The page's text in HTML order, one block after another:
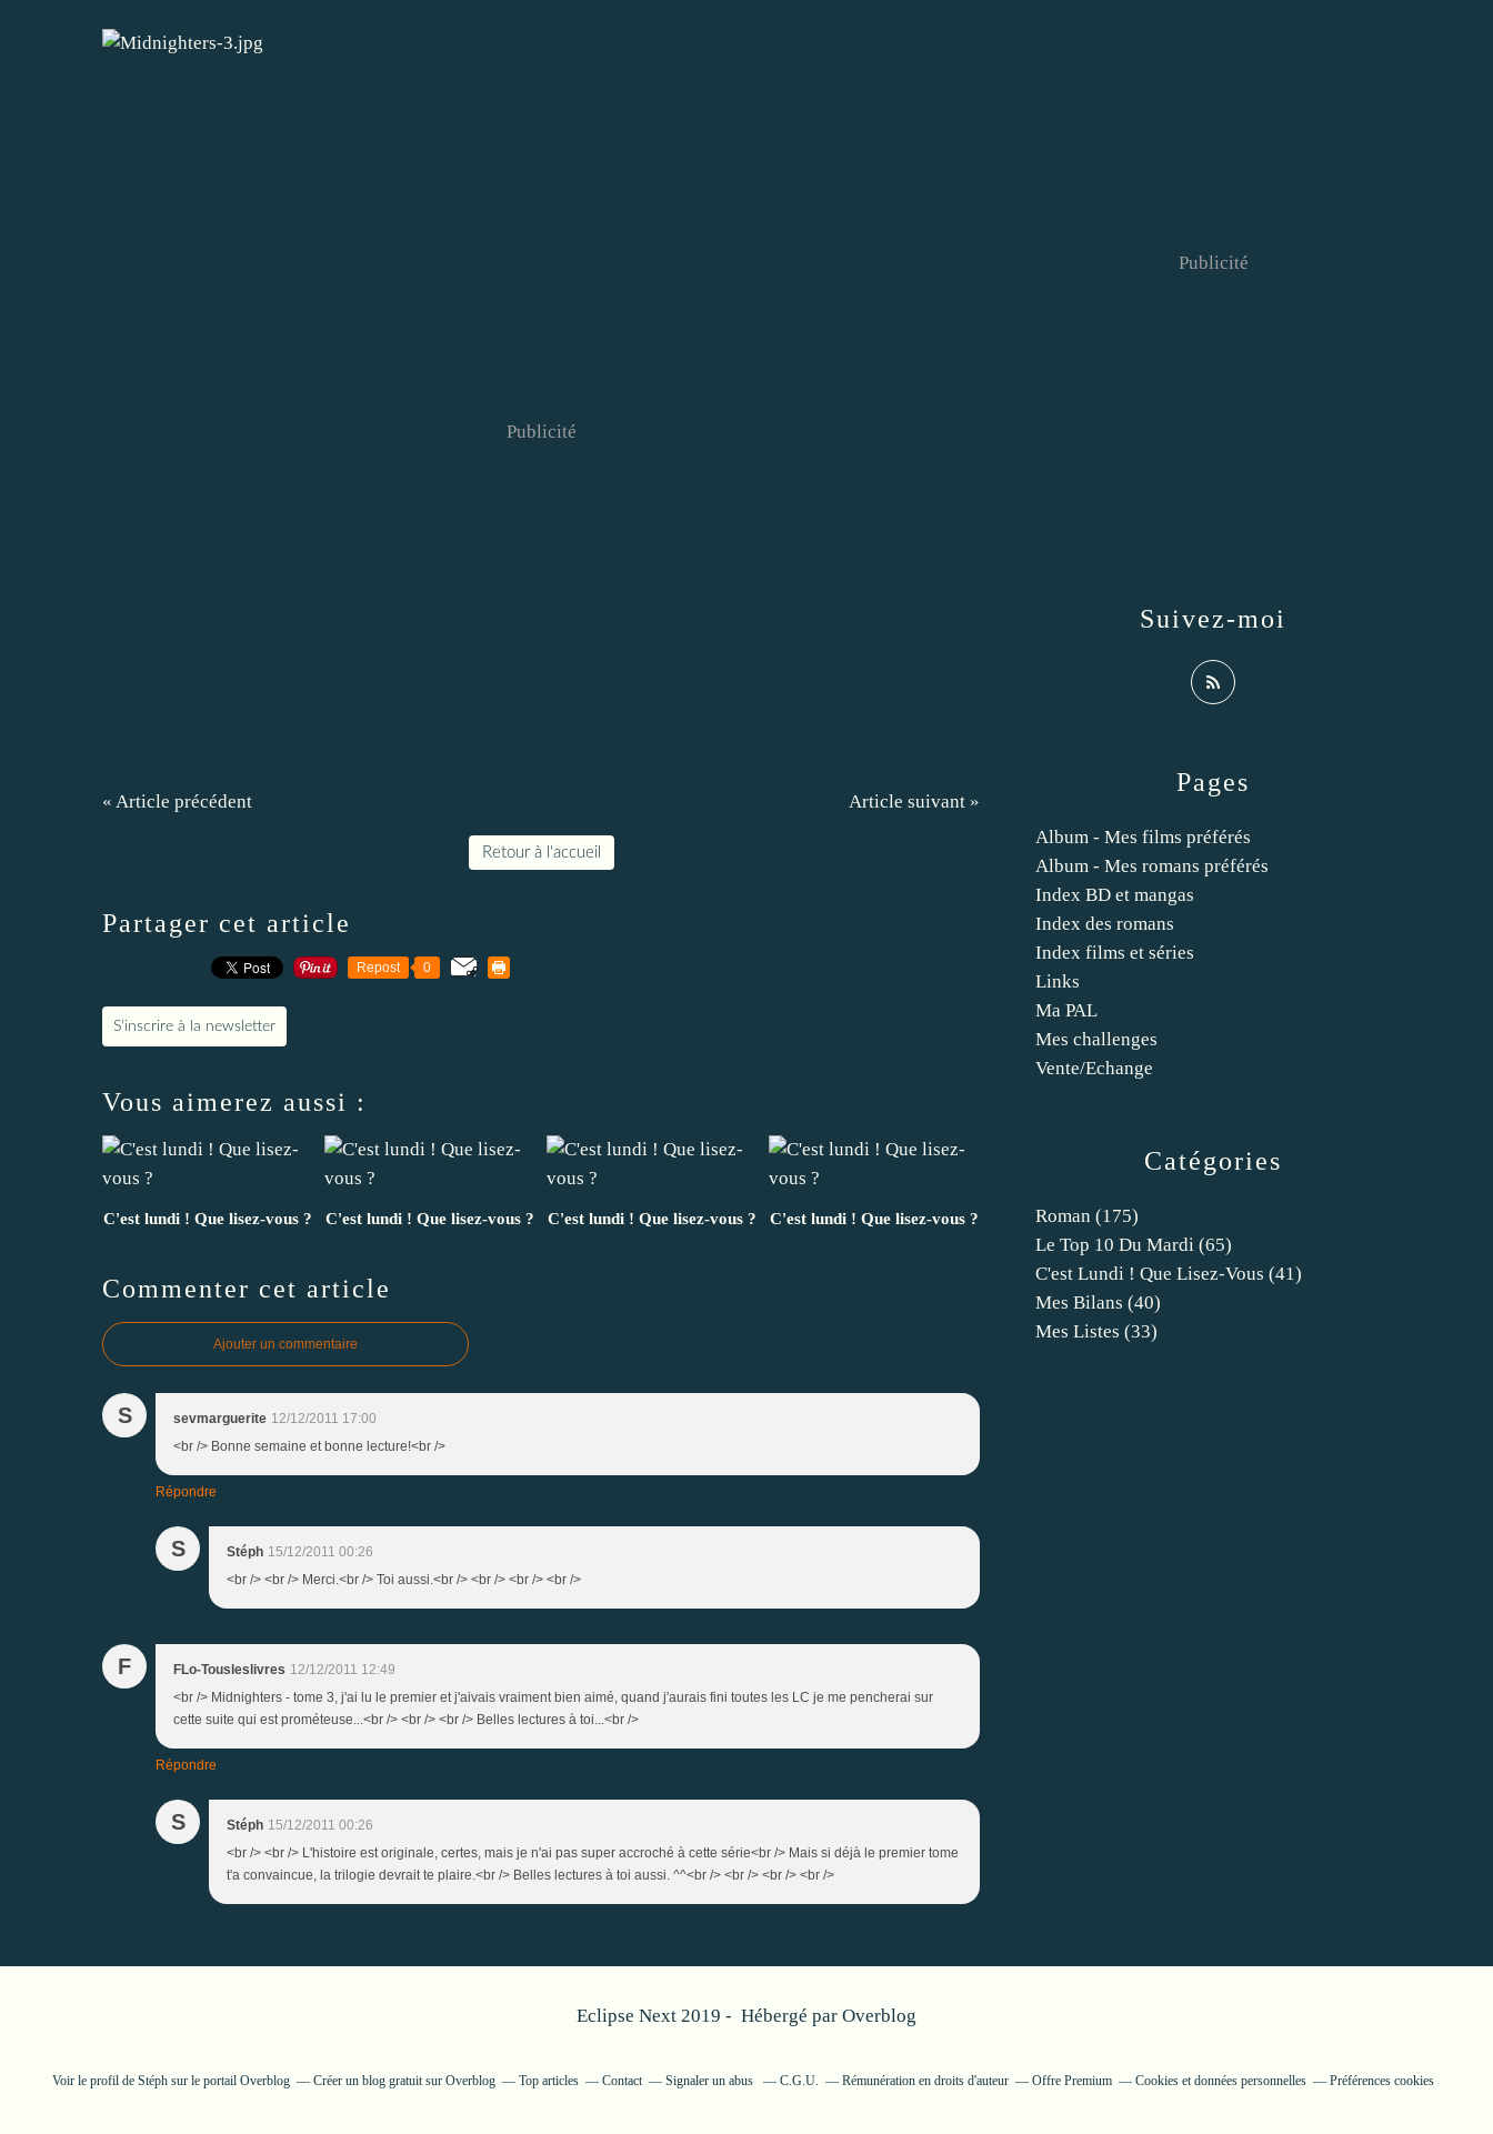
Publicité
« Article précédent Article suivant »
Retour à l'accueil
Partager cet article
Repost 0
S'inscrire à la newsletter
Vous aimerez aussi :
C'est lundi ! Que lisez-vous ? C'est lundi ! Que lisez-vous ? C'est lundi ! Que lisez-vous ? C'est lundi ! Que lisez-vous ?
Commenter cet article
Ajouter un commentaire
S sevmarguerite 12/12/2011 17:00
<br /> Bonne semaine et bonne lecture!<br />
Répondre
S Stéph 15/12/2011 00:26
<br /> <br /> Merci.<br /> Toi aussi.<br /> <br /> <br /> <br />
F FLo-Tousleslivres 12/12/2011 12:49
<br /> Midnighters - tome 3, j'ai lu le premier et j'aivais vraiment bien aimé, quand j'aurais fini toutes les LC je me pencherai sur
cette suite qui est prométeuse...<br /> <br /> <br /> Belles lectures à toi...<br />
Répondre
S Stéph 15/12/2011 00:26
<br /> <br /> L'histoire est originale, certes, mais je n'ai pas super accroché à cette série<br /> Mais si déjà le premier tome
t'a convaincue, la trilogie devrait te plaire.<br /> Belles lectures à toi aussi. ^^<br /> <br /> <br /> <br />
Catégories
Roman (175)
Le Top 10 Du Mardi (65)
C'est Lundi ! Que Lisez-Vous (41)
Mes Bilans (40)
Mes Listes (33)
Pages
Album - Mes films préférés
Album - Mes romans préférés
Index BD et mangas
Index des romans
Index films et séries
Links
Ma PAL
Mes challenges
Vente/Echange
Suivez-moi
Publicité
Eclipse Next 2019 - Hébergé par Overblog
Voir le profil de Stéph sur le portail Overblog Créer un blog gratuit sur Overblog Top articles Contact Signaler un abus C.G.U. Rémunération en droits d'auteur Offre Premium Cookies et données personnelles Préférences cookies